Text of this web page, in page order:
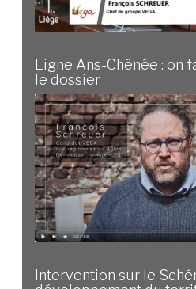
Ligne Ans-Chênée : on
le dossier
Intervention sur le